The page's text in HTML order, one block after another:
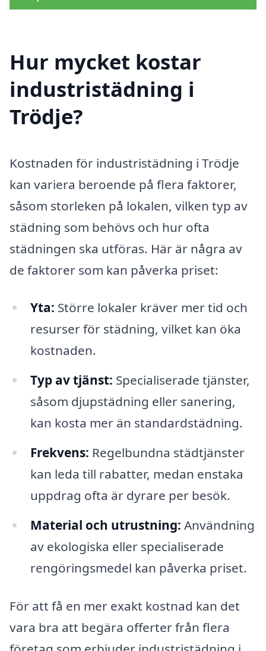
Hur mycket kostar
industristädning i
Trödje?
Kostnaden för industristädning i Trödje
kan variera beroende på flera faktorer,
såsom storleken på lokalen, vilken typ av
städning som behövs och hur ofta
städningen ska utföras. Här är några av
de faktorer som kan påverka priset:
Yta: Större lokaler kräver mer tid och
resurser för städning, vilket kan öka
kostnaden.
Typ av tjänst: Specialiserade tjänster,
såsom djupstädning eller sanering,
kan kosta mer än standardstädning.
Frekvens: Regelbundna städtjänster
kan leda till rabatter, medan enstaka
uppdrag ofta är dyrare per besök.
Material och utrustning: Användning
av ekologiska eller specialiserade
rengöringsmedel kan påverka priset.
För att få en mer exakt kostnad kan det
vara bra att begära offerter från flera